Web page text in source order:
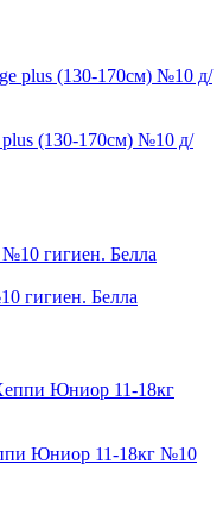
(130-170см) №10 д/
гигиен. Белла
Юниор 11-18кг №10